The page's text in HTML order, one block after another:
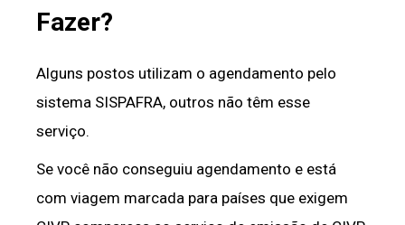
Fazer?
Alguns postos utilizam o agendamento pelo
sistema SISPAFRA, outros não têm esse
serviço.
Se você não conseguiu agendamento e está
com viagem marcada para países que exigem